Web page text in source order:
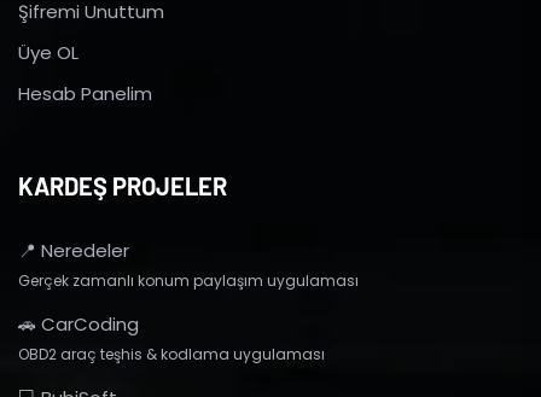
Şifremi Unuttum
Üye OL
Hesab Panelim
KARDEŞ PROJELER
📍 Neredeler
Gerçek zamanlı konum paylaşım uygulaması
🚗 CarCoding
OBD2 araç teşhis & kodlama uygulaması